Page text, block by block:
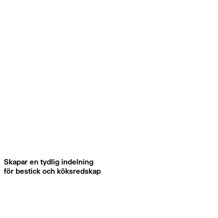
Skapar en tydlig indelning
för bestick och köksredskap